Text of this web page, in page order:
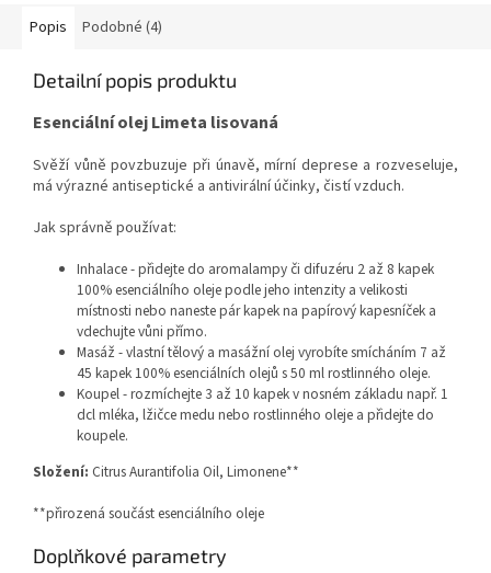
Popis Podobné (4)
Detailní popis produktu
Esenciální olej Limeta lisovaná
Svěží vůně povzbuzuje při únavě, mírní deprese a rozveseluje,
má výrazné antiseptické a antivirální účinky, čistí vzduch.
Jak správně používat:
Inhalace - přidejte do aromalampy či difuzéru 2 až 8 kapek
100% esenciálního oleje podle jeho intenzity a velikosti
místnosti nebo naneste pár kapek na papírový kapesníček a
vdechujte vůni přímo.
Masáž - vlastní tělový a masážní olej vyrobíte smícháním 7 až
45 kapek 100% esenciálních olejů s 50 ml rostlinného oleje.
Koupel - rozmíchejte 3 až 10 kapek v nosném základu např. 1
dcl mléka, lžičce medu nebo rostlinného oleje a přidejte do
koupele.
Složení: Citrus Aurantifolia Oil, Limonene**
**přirozená součást esenciálního oleje
Doplňkové parametry